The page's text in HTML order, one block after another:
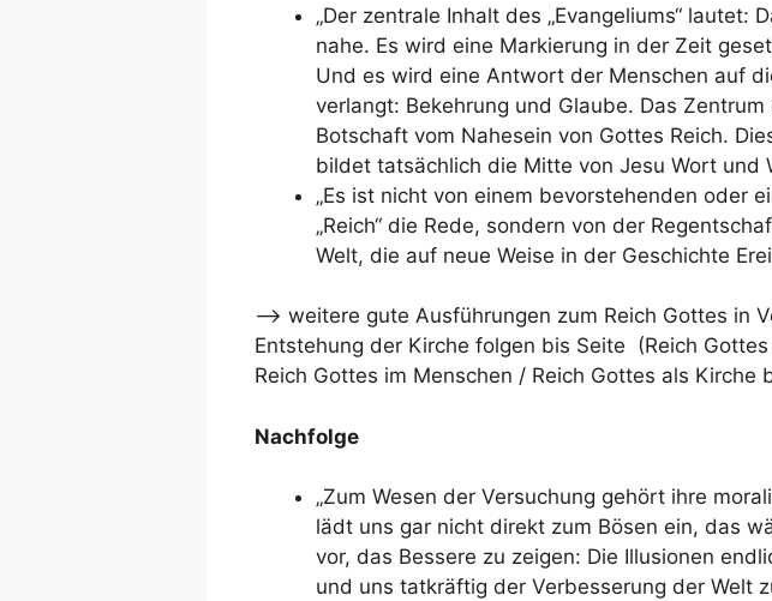
„Der zentrale Inhalt des „Evangeliums“ lautet:
nahe. Es wird eine Markierung in der Zeit
Und es wird eine Antwort der Menschen auf
verlangt: Bekehrung und Glaube. Das
Botschaft vom Nahesein von Gottes Reich.
bildet tatsächlich die Mitte von Jesu Wort und
„Es ist nicht von einem bevorstehenden oder
„Reich“ die Rede, sondern von der
Welt, die auf neue Weise in der Geschichte
–> weitere gute Ausführungen zum Reich Gottes in
Entstehung der Kirche folgen bis Seite (Reich
Reich Gottes im Menschen / Reich Gottes als Kirche
Nachfolge
„Zum Wesen der Versuchung gehört ihre
lädt uns gar nicht direkt zum Bösen ein, das
vor, das Bessere zu zeigen: Die Illusionen
und uns tatkräftig der Verbesserung der Welt